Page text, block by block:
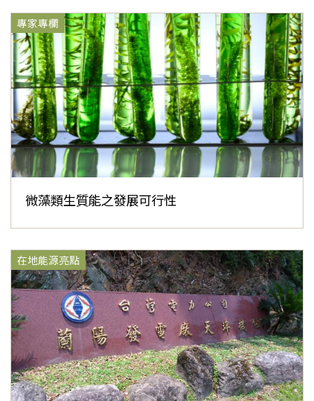
專家專欄
微藻類生質能之發展可行性
在地能源亮點